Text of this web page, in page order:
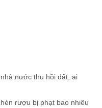
nước thu hồi đất, ai
rượu bị phạt bao nhiêu